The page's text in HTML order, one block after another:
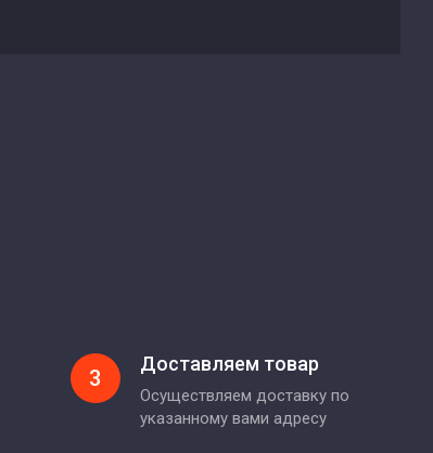
3
Доставляем товар
Осуществляем доставку по
указанному вами адресу